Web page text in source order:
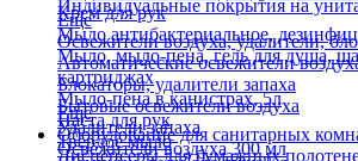
Индивидуальные покрытия на
Крем для рук
Мыло антибактериальное,
Мыло, мыло-пена, гель для душа,
картриджах
Мыло-пена в канистрах, 5л
Паста для рук
Твердое мыло
Еще
Освежители воздуха, удалители,
Автоматические освежители
Блокаторы, удалители запаха
Бытовые освежители воздуха
Удалители запаха
Освежители воздуха 300 мл
Еще
Оборудование для санитарных
Диспенсеры для бумажных